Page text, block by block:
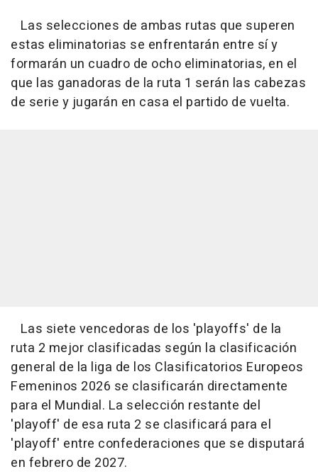
Las selecciones de ambas rutas que superen
estas eliminatorias se enfrentarán entre sí y
formarán un cuadro de ocho eliminatorias, en el
que las ganadoras de la ruta 1 serán las cabezas
de serie y jugarán en casa el partido de vuelta.
Las siete vencedoras de los 'playoffs' de la
ruta 2 mejor clasificadas según la clasificación
general de la liga de los Clasificatorios Europeos
Femeninos 2026 se clasificarán directamente
para el Mundial. La selección restante del
'playoff' de esa ruta 2 se clasificará para el
'playoff' entre confederaciones que se disputará
en febrero de 2027.